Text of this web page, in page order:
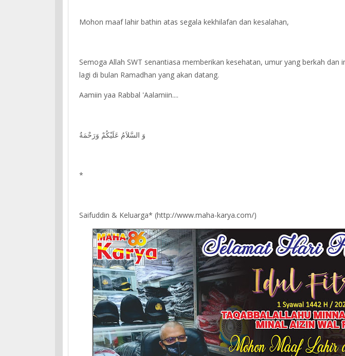
Mohon maaf lahir bathin atas segala kekhilafan dan kesalahan,
Semoga Allah SWT senantiasa memberikan kesehatan, umur yang berkah dan
lagi di bulan Ramadhan yang akan datang.
Aamiin yaa Rabbal 'Aalamiin....
وَ السَّلاَمُ عَلَيْكُمْ وَرَحْمَةُ
*
Saifuddin & Keluarga* (http://www.maha-karya.com/)